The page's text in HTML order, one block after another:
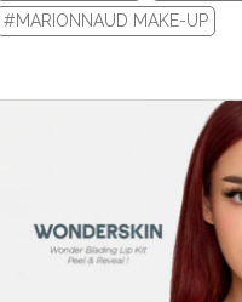
#MARIONNAUD MAKE-UP